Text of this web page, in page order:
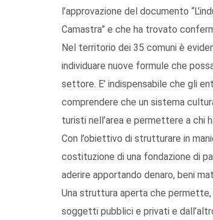
l’approvazione del documento
Camastra” e che ha trovato
Nel territorio dei 35 comuni è
individuare nuove formule che
settore. E’ indispensabile che gli
comprendere che un sistema
turisti nell’area e permettere a chi
Con l’obiettivo di strutturare in
costituzione di una fondazione di
aderire apportando denaro, beni
Una struttura aperta che
soggetti pubblici e privati e